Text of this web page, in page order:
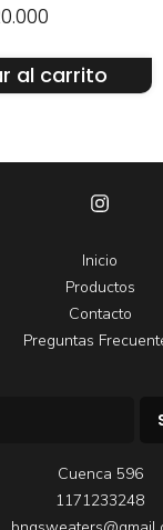
al carrito
Inicio
Productos
Contacto
Preguntas
Cuenca 596
1171233248